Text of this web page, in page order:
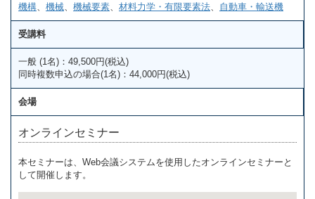
機構
機械 機械要素 材料力学・有限要素法 自動車・輸送機
受講料
一般 (1名)：49,500円(税込)
同時複数申込の場合(1名)：44,000円(税込)
会場
オンラインセミナー
本セミナーは、Web会議システムを使用したオンラインセミナーと
して開催します。